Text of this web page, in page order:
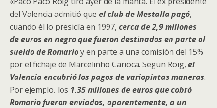
del Valencia admitió que el club de Mestalla pagó,
cuando él lo presidía en 1997, cerca de 2,9 millones
de euros en negroque fueron destinados en parte al
sueldo de Romarioy en parte a una comisión del 15%
por el fichaje de Marcelinho Carioca. Según Roig, el
Valencia encubrió los pagos de variopintas maneras.
Por ejemplo, los 1,35 millones de euros que cobró
Romario fueron enviados, aparentemente, a un